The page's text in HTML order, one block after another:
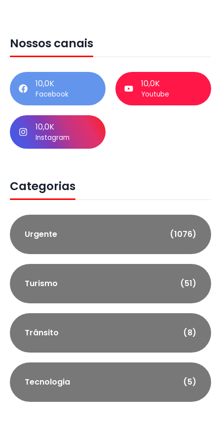
Nossos canais
10,0K
Facebook
10,0K
Youtube
10,0K
Instagram
Categorias
Urgente (1076)
Turismo (51)
Trânsito (8)
Tecnologia (5)